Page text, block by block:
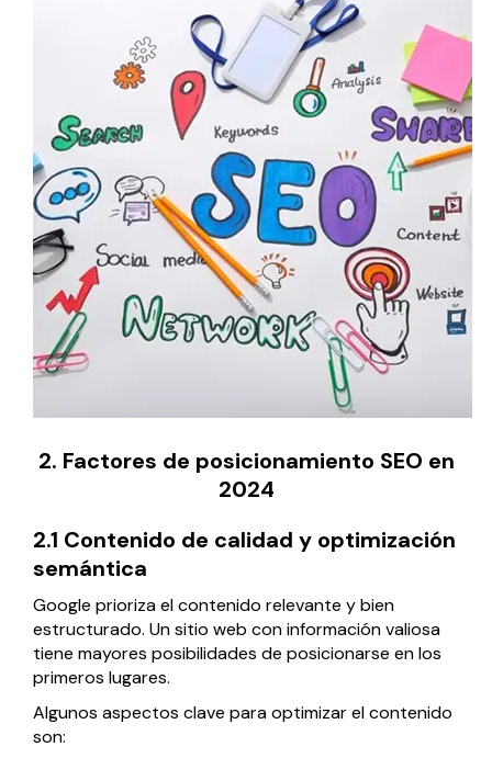
2. Factores de posicionamiento SEO en
2024
2.1 Contenido de calidad y optimización
semántica
Google prioriza el contenido relevante y bien
estructurado. Un sitio web con información valiosa
tiene mayores posibilidades de posicionarse en los
primeros lugares.
Algunos aspectos clave para optimizar el contenido
son: